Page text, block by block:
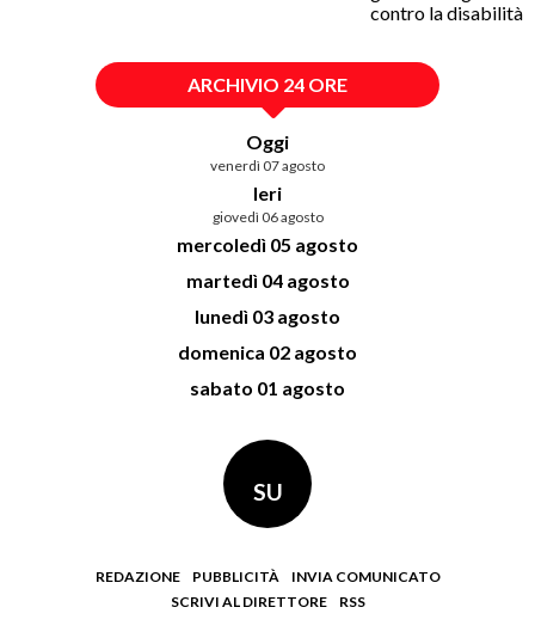
ARCHIVIO 24 ORE
Oggi
venerdì 07 agosto
Ieri
giovedì 06 agosto
mercoledì 05 agosto
martedì 04 agosto
lunedì 03 agosto
domenica 02 agosto
sabato 01 agosto
SU
REDAZIONE PUBBLICITÀ
INVIA COMUNICATO
SCRIVI AL DIRETTORE
RSS